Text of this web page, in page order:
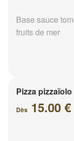
Base sauce
fruits de mer
Pizza
Dès 15.00 €